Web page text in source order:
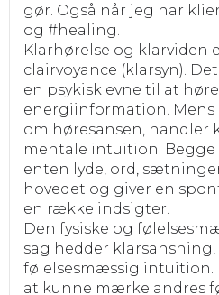
gør. Også når jeg har
og #healing.
Klarhørelse og klarviden
clairvoyance (klarsyn).
en psykisk evne til at
energiinformation.
om høresansen, handler
mentale intuition. Begge
enten lyde, ord,
hovedet og giver en
en række indsigter.
Den fysiske og
sag hedder
følelsesmæssig intuition.
at kunne mærke andres